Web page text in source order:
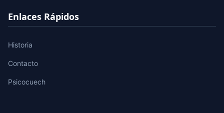
Enlaces Rápidos
Historia
Contacto
Psicocuech